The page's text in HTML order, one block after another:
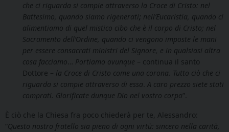
che ci riguarda si compie attraverso la Croce di Cristo: nel
Battesimo, quando siamo rigenerati; nell’Eucaristia, quando ci
alimentiamo di quel mistico cibo che è il corpo di Cristo; nel
Sacramento dell’Ordine, quando ci vengono imposte le mani
per essere consacrati ministri del Signore, e in qualsiasi altra
cosa facciamo … Portiamo ovunque – continua il santo
Dottore – la Croce di Cristo come una corona. Tutto ciò che ci
riguarda si compie attraverso di essa A caro prezzo siete stati
comprati. Glorificate dunque Dio nel vostro corpo”.
È ciò che la Chiesa fra poco chiederà per te, Alessandro:
“Questo nostro fratello sia pieno di ogni virtù: sincero nella carità,